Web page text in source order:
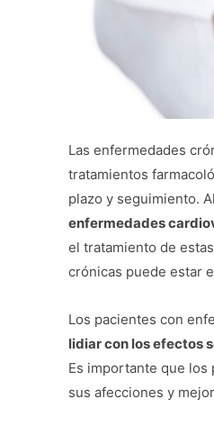
Las enfermedades
tratamientos
plazo y seguimiento.
enfermedades
el tratamiento de
crónicas puede estar
Los pacientes con
lidiar con los efectos
Es importante que los
sus afecciones y